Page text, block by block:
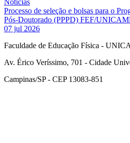
Processo de seleção e bolsas para o
Pós-Doutorado (PPPD) FEF/
07 jul 2026
Faculdade de Educação Física -
Av. Érico Veríssimo, 701 - Cidade
Campinas/SP - CEP 13083-851